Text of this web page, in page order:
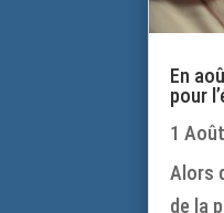
En
pour
1
Alors
de la